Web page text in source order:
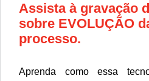
Assista à gravação
sobre EVOLUÇÃO
processo.
Aprenda como essa